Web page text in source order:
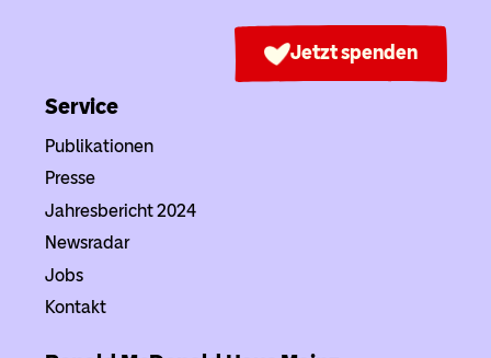
Jetzt spenden
Service
Publikationen
Presse
Jahresbericht 2024
Newsradar
Jobs
Kontakt